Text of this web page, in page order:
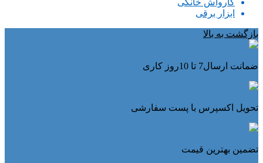
کارواش خانگی
ابزار برقی
بازگشت به بالا
ضمانت ارسال7 تا 10روز کاری
تحویل اکسپرس با پست سفارشی
تضمین بهترین قیمت